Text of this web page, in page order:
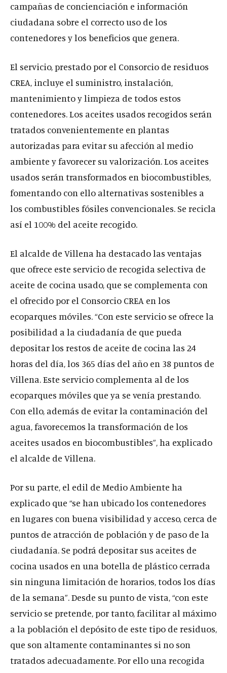
campañas de concienciación e información
ciudadana sobre el correcto uso de los
contenedores y los beneficios que genera.
El servicio, prestado por el Consorcio de residuos
CREA, incluye el suministro, instalación,
mantenimiento y limpieza de todos estos
contenedores. Los aceites usados recogidos serán
tratados convenientemente en plantas
autorizadas para evitar su afección al medio
ambiente y favorecer su valorización. Los aceites
usados serán transformados en biocombustibles,
fomentando con ello alternativas sostenibles a
los combustibles fósiles convencionales. Se recicla
así el 100% del aceite recogido.
El alcalde de Villena ha destacado las ventajas
que ofrece este servicio de recogida selectiva de
aceite de cocina usado, que se complementa con
el ofrecido por el Consorcio CREA en los
ecoparques móviles. “Con este servicio se ofrece la
posibilidad a la ciudadanía de que pueda
depositar los restos de aceite de cocina las 24
horas del día, los 365 días del año en 38 puntos de
Villena. Este servicio complementa al de los
ecoparques móviles que ya se venía prestando.
Con ello, además de evitar la contaminación del
agua, favorecemos la transformación de los
aceites usados en biocombustibles”, ha explicado
el alcalde de Villena.
Por su parte, el edil de Medio Ambiente ha
explicado que “se han ubicado los contenedores
en lugares con buena visibilidad y acceso, cerca de
puntos de atracción de población y de paso de la
ciudadanía. Se podrá depositar sus aceites de
cocina usados en una botella de plástico cerrada
sin ninguna limitación de horarios, todos los días
de la semana”. Desde su punto de vista, “con este
servicio se pretende, por tanto, facilitar al máximo
a la población el depósito de este tipo de residuos,
que son altamente contaminantes si no son
tratados adecuadamente. Por ello una recogida